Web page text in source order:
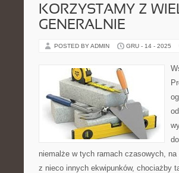
KORZYSTAMY Z
GENERALNIE
POSTED BY ADMIN GRU - 14 - 2025
niemalże w tych ramach czasowych,
z nieco innych ekwipunków, chociażby